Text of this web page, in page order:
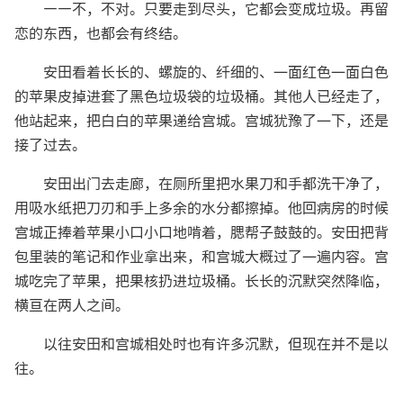
——不，不对。只要走到尽头，它都会变成垃圾。再留
恋的东西，也都会有终结。
安田看着长长的、螺旋的、纤细的、一面红色一面白色
的苹果皮掉进套了黑色垃圾袋的垃圾桶。其他人已经走了，
他站起来，把白白的苹果递给宫城。宫城犹豫了一下，还是
接了过去。
安田出门去走廊，在厕所里把水果刀和手都洗干净了，
用吸水纸把刀刃和手上多余的水分都擦掉。他回病房的时候
宫城正捧着苹果小口小口地啃着，腮帮子鼓鼓的。安田把背
包里装的笔记和作业拿出来，和宫城大概过了一遍内容。宫
城吃完了苹果，把果核扔进垃圾桶。长长的沉默突然降临，
横亘在两人之间。
以往安田和宫城相处时也有许多沉默，但现在并不是以
往。